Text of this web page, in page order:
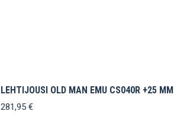
LEHTIJOUSI OLD MAN EMU CS040R +25 MM
281,95 €